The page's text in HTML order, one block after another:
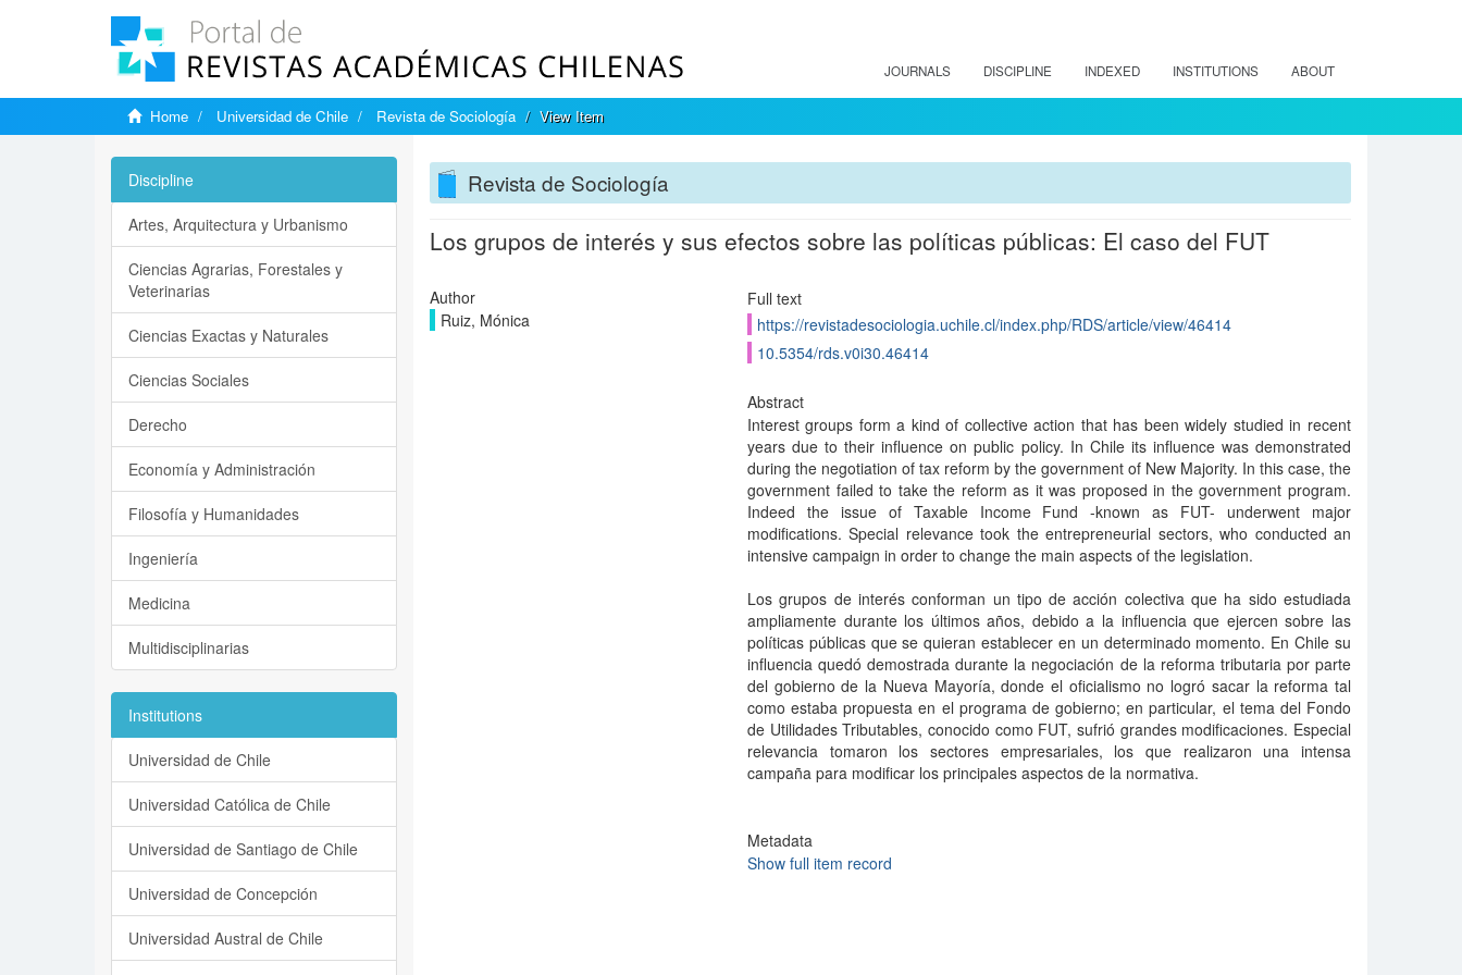
JOURNALS DISCIPLINE INDEXED INSTITUTIONS ABOUT
Home Universidad de Chile Revista de Sociología View Item
Revista de Sociología
Los grupos de interés y sus efectos sobre las políticas públicas: El caso del FUT
Author
Ruiz, Mónica
Full text
https://revistadesociologia.uchile.cl/index.php/RDS/article/view/46414
10.5354/rds.v0i30.46414
Abstract
Interest groups form a kind of collective action that has been widely studied in recent
years due to their influence on public policy. In Chile its influence was demonstrated
during the negotiation of tax reform by the government of New Majority. In this case, the
government failed to take the reform as it was proposed in the government program.
Indeed the issue of Taxable Income Fund -known as FUT- underwent major
modifications. Special relevance took the entrepreneurial sectors, who conducted an
intensive campaign in order to change the main aspects of the legislation.
Los grupos de interés conforman un tipo de acción colectiva que ha sido estudiada
ampliamente durante los últimos años, debido a la influencia que ejercen sobre las
políticas públicas que se quieran establecer en un determinado momento. En Chile su
influencia quedó demostrada durante la negociación de la reforma tributaria por parte
del gobierno de la Nueva Mayoría, donde el oficialismo no logró sacar la reforma tal
como estaba propuesta en el programa de gobierno; en particular, el tema del Fondo
de Utilidades Tributables, conocido como FUT, sufrió grandes modificaciones. Especial
relevancia tomaron los sectores empresariales, los que realizaron una intensa
campaña para modificar los principales aspectos de la normativa.
Metadata
Show full item record
Discipline
Artes, Arquitectura y Urbanismo
Ciencias Agrarias, Forestales y
Veterinarias
Ciencias Exactas y Naturales
Ciencias Sociales
Derecho
Economía y Administración
Filosofía y Humanidades
Ingeniería
Medicina
Multidisciplinarias
Institutions
Universidad de Chile
Universidad Católica de Chile
Universidad de Santiago de Chile
Universidad de Concepción
Universidad Austral de Chile